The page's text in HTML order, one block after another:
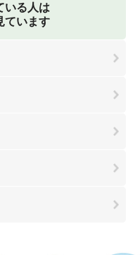
いる人は
ています